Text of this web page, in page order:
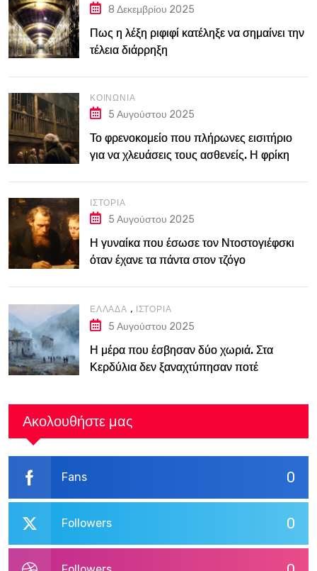
8 Δεκεμβρίου 2025
Πως η λέξη ριφιφί κατέληξε να σημαίνει την
τέλεια διάρρηξη
ΚΟΙΝΩΝΊΑ
5 Αυγούστου 2025
Το φρενοκομείο που πλήρωνες εισιτήριο
για να χλευάσεις τους ασθενείς. Η φρίκη
ΙΣΤΟΡΊΑ
5 Αυγούστου 2025
Η γυναίκα που έσωσε τον Ντοστογιέφσκι
όταν έχανε τα πάντα στον τζόγο
ΕΛΛΆΔΑ , ΙΣΤΟΡΊΑ
5 Αυγούστου 2025
Η μέρα που έσβησαν δύο χωριά. Στα
Κερδύλια δεν ξαναχτύπησαν ποτέ
Ακολουθήστε μας
0
Fans
0
Followers